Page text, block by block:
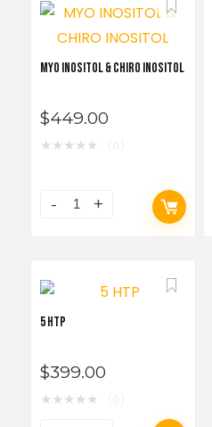
MYO INOSITOL & CHIRO INOSITOL
$449.00
★★★★★
5 HTP
$399.00
★★★★★